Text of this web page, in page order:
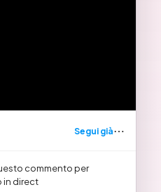
Segui già⋯
commento per
in direct